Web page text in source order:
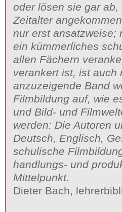
oder lösen sie gar
Zeitalter
nur erst ansatzweise;
ein kümmerliches
allen Fächern
verankert ist, ist auch
anzuzeigende Band
Filmbildung auf, wie
und Bild- und
werden: Die Autoren
Deutsch, Englisch,
schulische
handlungs- und
Mittelpunkt.
Dieter Bach,